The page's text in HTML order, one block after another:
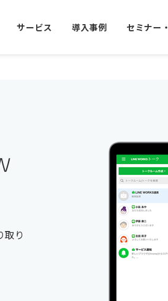
サービス 導入事例 セミナー
取り